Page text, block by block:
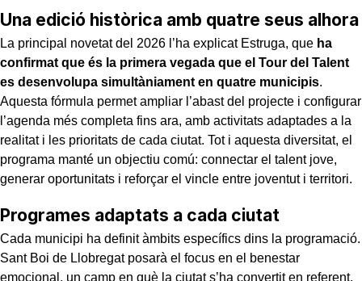
Una edició històrica amb quatre seus alhora
La principal novetat del 2026 l’ha explicat Estruga, que ha
confirmat que és la primera vegada que el Tour del Talent
es desenvolupa simultàniament en quatre municipis.
Aquesta fórmula permet ampliar l’abast del projecte i configurar
l’agenda més completa fins ara, amb activitats adaptades a la
realitat i les prioritats de cada ciutat. Tot i aquesta diversitat, el
programa manté un objectiu comú: connectar el talent jove,
generar oportunitats i reforçar el vincle entre joventut i territori.
Programes adaptats a cada ciutat
Cada municipi ha definit àmbits específics dins la programació.
Sant Boi de Llobregat posarà el focus en el benestar
emocional, un camp en què la ciutat s’ha convertit en referent.